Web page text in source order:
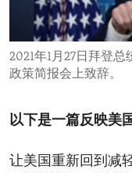
IDEALS AND
2021年1月27日拜登
政策简报会上致辞。
以下是一篇反映美
让美国重新回到减